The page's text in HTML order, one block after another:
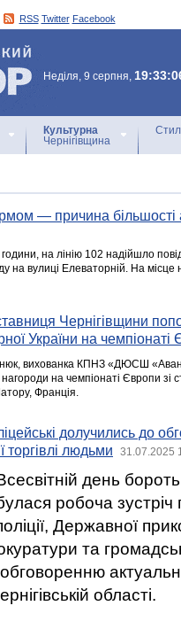
RSS Twitter Facebook
Неділя, 9 серпня,
Культурна
Чернігівщина
— причина більшості
години, на лінію 102 надійшло
на вулиці Елеваторній. На
Чернігівщини
України на чемпіонаті
вихованка КПНЗ «ДЮСШ
на чемпіонаті Європи зі
Франція.
долучились до
торгівлі людьми
31.07.2025
день
робоча зустріч
Державної
та
області.